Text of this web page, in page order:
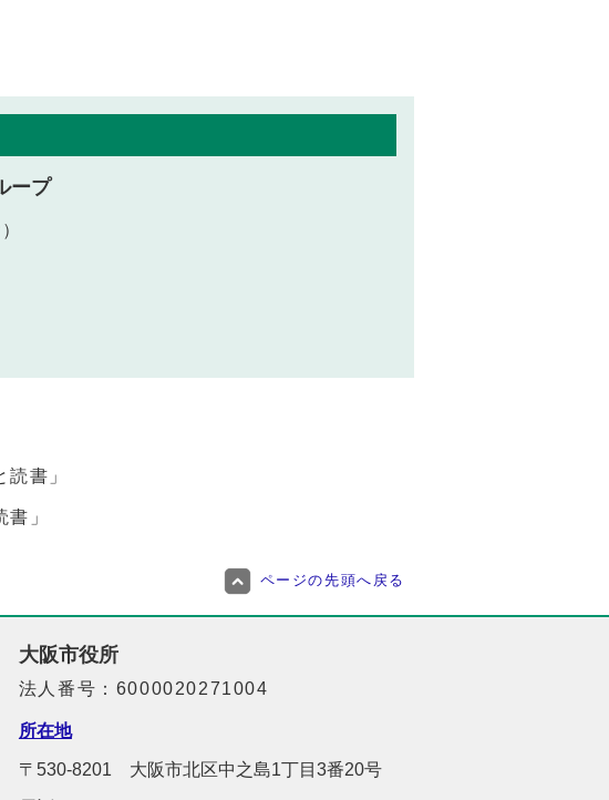
ープ
書」
」
ページの先頭へ戻る
大阪市役所
法人番号：6000020271004
所在地
〒530-8201 大阪市北区中之島1丁目3番20号